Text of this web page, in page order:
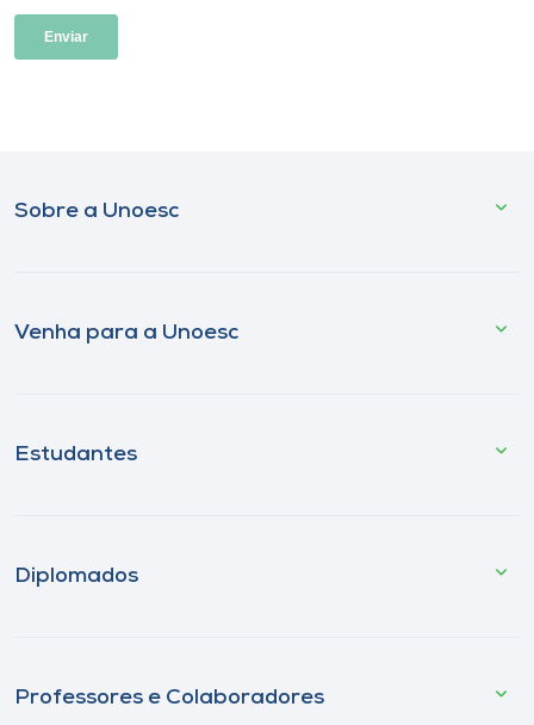
Sobre a Unoesc
Venha para a Unoesc
Estudantes
Diplomados
Professores e Colaboradores